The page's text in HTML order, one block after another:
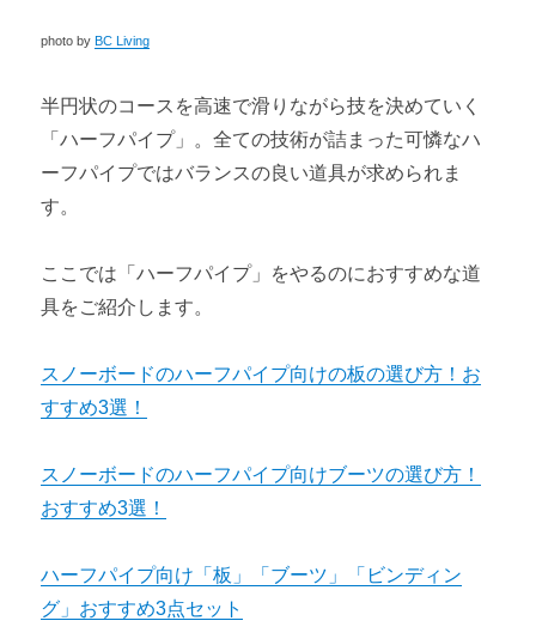
photo byBC Living
半円状のコースを高速で滑りながら技を決めていく
「ハーフパイプ」。全ての技術が詰まった可憐なハ
ーフパイプではバランスの良い道具が求められま
す。
ここでは「ハーフパイプ」をやるのにおすすめな道
具をご紹介します。
スノーボードのハーフパイプ向けの板の選び方！お
すすめ3選！
スノーボードのハーフパイプ向けブーツの選び方！
おすすめ3選！
ハーフパイプ向け「板」「ブーツ」「ビンディン
グ」おすすめ3点セット